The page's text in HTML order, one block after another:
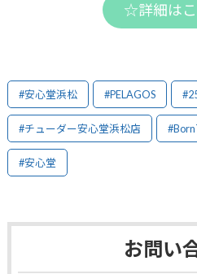
☆詳細は
#安心堂浜松 #PELAGOS
#チューダー安心堂浜松店
#安心堂
お問い